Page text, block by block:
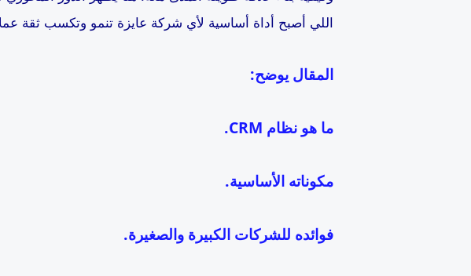
اللي أصبح أداة أساسية لأي شركة عايزة تنمو وتكسب ثقة
المقال يوضح:
ما هو نظام CRM.
مكوناته الأساسية.
فوائده للشركات الكبيرة والصغيرة.